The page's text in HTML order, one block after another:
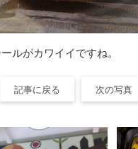
ルがカワイイですね。
記事に戻る 次の写真